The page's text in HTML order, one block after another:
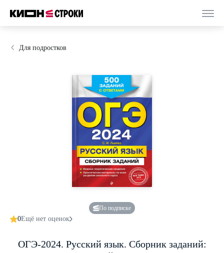
Для подростков
По подписке
0Ещё нет оценок
ОГЭ-2024. Русский язык. Сборник заданий: